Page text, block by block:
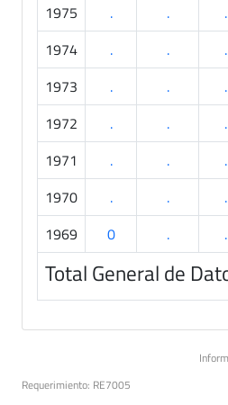
1975
. . .
1974
. . .
1973
. . .
1972
. . .
1971
. . .
1970
. . .
1969
0 . .
Total General de
Requerimiento: RE7005